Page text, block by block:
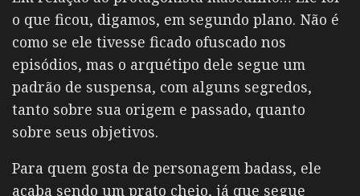
o que ficou, digamos, em segundo plano. Não é
como se ele tivesse ficado ofuscado nos
episódios, mas o arquétipo dele segue um
padrão de suspensa, com alguns segredos,
tanto sobre sua origem e passado, quanto
sobre seus objetivos.
Para quem gosta de personagem badass, ele
acaba sendo um prato cheio, já que segue